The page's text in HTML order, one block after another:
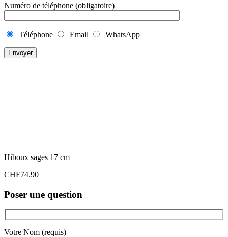
Numéro de téléphone (obligatoire)
Téléphone Email WhatsApp
Hiboux sages 17 cm
CHF74.90
Poser une question
Votre Nom (requis)